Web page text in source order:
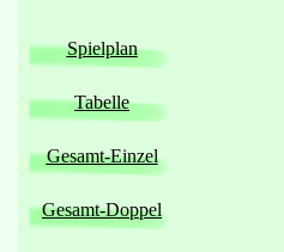
Spielplan
Tabelle
Gesamt-Einzel
Gesamt-Doppel